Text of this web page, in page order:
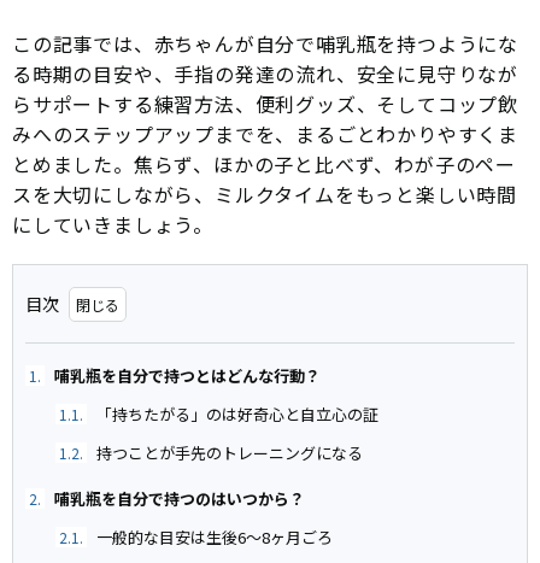
この記事では、赤ちゃんが自分で哺乳瓶を持つようにな
る時期の目安や、手指の発達の流れ、安全に見守りなが
らサポートする練習方法、便利グッズ、そしてコップ飲
みへのステップアップまでを、まるごとわかりやすくま
とめました。焦らず、ほかの子と比べず、わが子のペー
スを大切にしながら、ミルクタイムをもっと楽しい時間
にしていきましょう。
目次
1. 哺乳瓶を自分で持つとはどんな行動？
1.1. 「持ちたがる」のは好奇心と自立心の証
1.2. 持つことが手先のトレーニングになる
2. 哺乳瓶を自分で持つのはいつから？
2.1. 一般的な目安は生後6〜8ヶ月ごろ